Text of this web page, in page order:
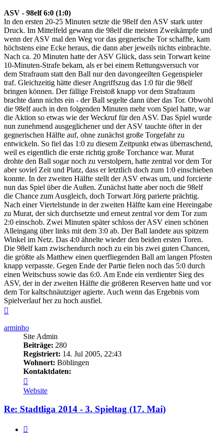
ASV - 98elf 6:0 (1:0)
In den ersten 20-25 Minuten setzte die 98elf den ASV stark unter
Druck. Im Mittelfeld gewann die 98elf die meisten Zweikämpfe und
wenn der ASV mal den Weg vor das gegnerische Tor schaffte, kam
höchstens eine Ecke heraus, die dann aber jeweils nichts einbrachte.
Nach ca. 20 Minuten hatte der ASV Glück, dass sein Torwart keine
10-Minuten-Strafe bekam, als er bei einem Rettungsversuch vor
dem Strafraum statt den Ball nur den davongeeilten Gegenspieler
traf. Gleichzeitig hätte dieser Angriffszug das 1:0 für die 98elf
bringen können. Der fällige Freistoß knapp vor dem Strafraum
brachte dann nichts ein - der Ball segelte dann über das Tor. Obwohl
die 98elf auch in den folgenden Minuten mehr vom Spiel hatte, war
die Aktion so etwas wie der Weckruf für den ASV. Das Spiel wurde
nun zunehmend ausgeglichener und der ASV tauchte öfter in der
gegnerischen Hälfte auf, ohne zunächst große Torgefahr zu
entwickeln. So fiel das 1:0 zu diesem Zeitpunkt etwas überraschend,
weil es eigentlich die erste richtig große Torchance war. Murat
drohte den Ball sogar noch zu verstolpern, hatte zentral vor dem Tor
aber soviel Zeit und Platz, dass er letztlich doch zum 1:0 einschieben
konnte. In der zweiten Hälfte stellt der ASV etwas um, und forcierte
nun das Spiel über die Außen. Zunächst hatte aber noch die 98elf
die Chance zum Ausgleich, doch Torwart Jörg parierte prächtig.
Nach einer Viertelstunde in der zweiten Hälfte kam eine Hereingabe
zu Murat, der sich durchsetzte und erneut zentral vor dem Tor zum
2:0 einschob. Zwei Minuten später schloss der ASV einen schönen
Alleingang über links mit dem 3:0 ab. Der Ball landete aus spitzem
Winkel im Netz. Das 4:0 ähnelte wieder den beiden ersten Toren.
Die 98elf kam zwischendurch noch zu ein bis zwei guten Chancen,
die größte als Matthew einen querfliegenden Ball am langen Pfosten
knapp verpasste. Gegen Ende der Partie fielen noch das 5:0 durch
einen Weitschuss sowie das 6:0. Am Ende ein verdienter Sieg des
ASV, der in der zweiten Hälfte die größeren Reserven hatte und vor
dem Tor kaltschnäutziger agierte. Auch wenn das Ergebnis vom
Spielverlauf her zu hoch ausfiel.
arminho
Site Admin
Beiträge: 280
Registriert: 14. Jul 2005, 22:43
Wohnort: Böblingen
Kontaktdaten:
von
arminho
Website
Re: Stadtliga 2014 - 3. Spieltag (17. Mai)